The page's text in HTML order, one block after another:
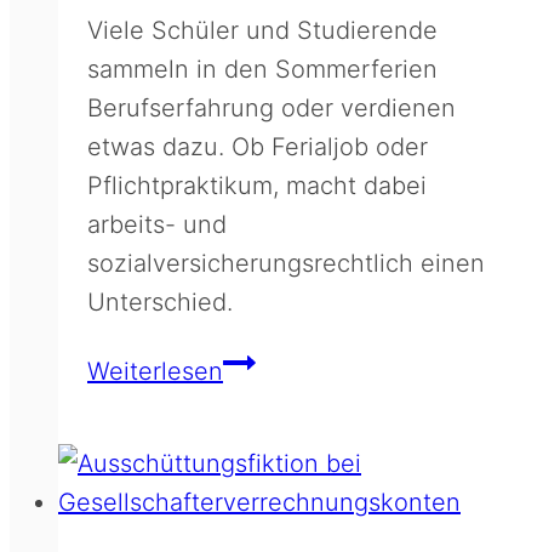
Viele Schüler und Studierende
sammeln in den Sommerferien
Berufserfahrung oder verdienen
etwas dazu. Ob Ferialjob oder
Pflichtpraktikum, macht dabei
arbeits- und
sozialversicherungsrechtlich einen
Unterschied.
WeiterlesenFerialjob,
Co